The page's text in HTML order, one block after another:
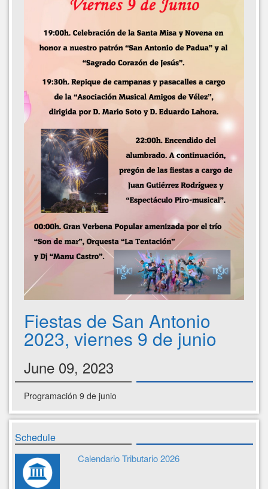
Fiestas de San Antonio
2023, viernes 9 de junio
June 09, 2023
Programación 9 de junio
Schedule
Calendario Tributario 2026